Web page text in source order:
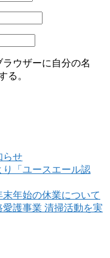
ウザーに自分の名
る。
らせ
り「ユースエール認
末年始の休業について
護事業 清掃活動を実